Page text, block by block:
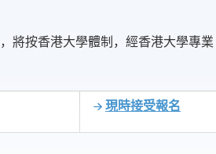
將按香港大學體制，經香港大學專業
現時接受報名